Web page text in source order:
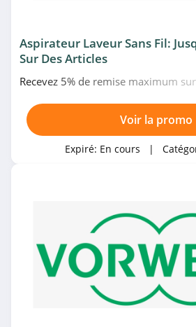
Aspirateur Laveur Sans Fil:
Sur Des Articles
Recevez 5% de remise maximum
pas rater!
Voir la promo
Expiré: En cours |